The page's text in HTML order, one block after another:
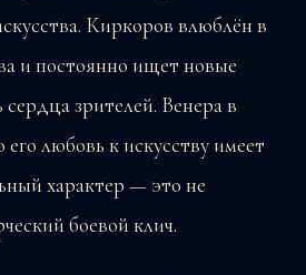
Киркоров влюблён в
и постоянно ищет новые
сердца зрителей. Венера в
его любовь к искусству имеет
характер — это не
боевой клич.